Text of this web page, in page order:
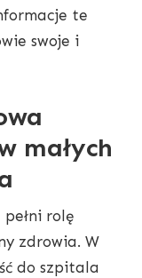
te
swoje i
małych
rolę
zdrowia. W
do szpitala